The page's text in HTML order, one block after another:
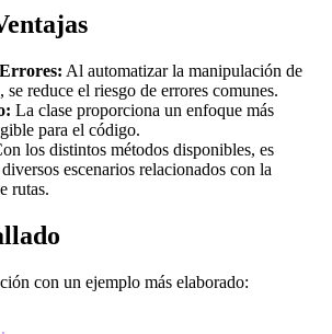
Al automatizar la manipulación de
se reduce el riesgo de errores comunes.
La clase proporciona un enfoque más
para el código.
los distintos métodos disponibles, es
escenarios relacionados con la
rutas.
con un ejemplo más elaborado: